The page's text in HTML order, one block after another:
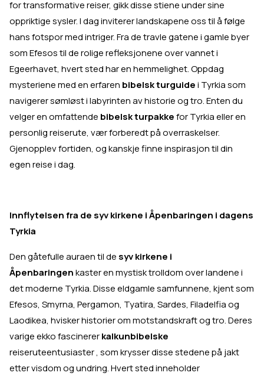
for transformative reiser, gikk disse stiene under sine
oppriktige sysler. I dag inviterer landskapene oss til å følge
hans fotspor med intriger. Fra de travle gatene i gamle byer
som Efesos til de rolige refleksjonene over vannet i
Egeerhavet, hvert sted har en hemmelighet. Oppdag
mysteriene med en erfaren bibelsk turguidei Tyrkia som
navigerer sømløst i labyrinten av historie og tro. Enten du
velger en omfattende bibelsk turpakkefor Tyrkia eller en
personlig reiserute, vær forberedt på overraskelser.
Gjenopplev fortiden, og kanskje finne inspirasjon til din
egen reise i dag.
Innflytelsen fra de syv kirkene i Åpenbaringen i dagens
Tyrkia
Den gåtefulle auraen til de syv kirkene i
Åpenbaringenkaster en mystisk trolldom over landene i
det moderne Tyrkia. Disse eldgamle samfunnene, kjent som
Efesos, Smyrna, Pergamon, Tyatira, Sardes, Filadelfia og
Laodikea, hvisker historier om motstandskraft og tro. Deres
varige ekko fascinererkalkunbibelske
reiseruteentusiaster , som krysser disse stedene på jakt
etter visdom og undring. Hvert sted inneholder